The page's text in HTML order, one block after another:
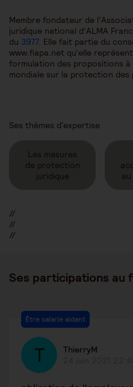
Membre fondateur de
juridique national d’ALMA
du 3977. Elle fait partie du
www.fiapa.net qu’elle
formulation des propositions à
mondiale sur la protection des
Ses thèmes d'expertise
Les mesures
de protection
juridique
//
//
//
Ses participations au
Être salarié aidant
ThierryM